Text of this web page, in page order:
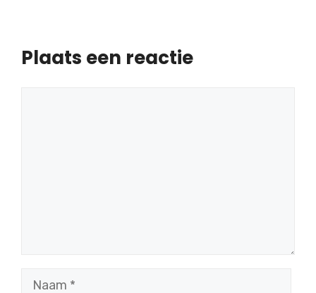
Plaats een reactie
Naam